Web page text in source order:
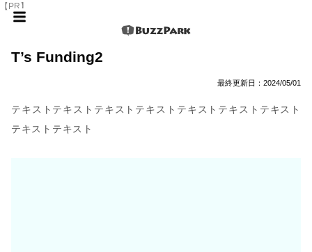
【PR】
T’s Funding2
最終更新日： 2024/05/01
テキストテキストテキストテキストテキストテキストテキスト
テキストテキスト